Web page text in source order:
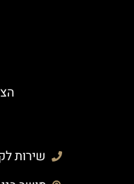
שירות לקוחות -